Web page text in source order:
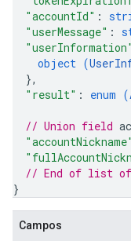
"accountId" :
"userMessage" :
"userInformation"
object (
},
"result" : enum (
// Union field
"accountNickname"
// End of list of
}
Campos